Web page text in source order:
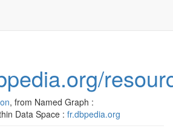
, from Named Graph :
Data Space : fr.dbpedia.org